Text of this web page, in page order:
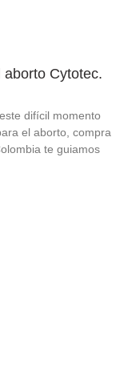
Cytotec.
difícil momento
el aborto, compra
te guiamos